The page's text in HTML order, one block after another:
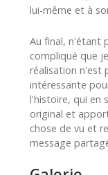
lui-même et à
Au final, n'étant
compliqué que
réalisation n'est
intéressante
l'histoire, qui en
original et
chose de vu et
message